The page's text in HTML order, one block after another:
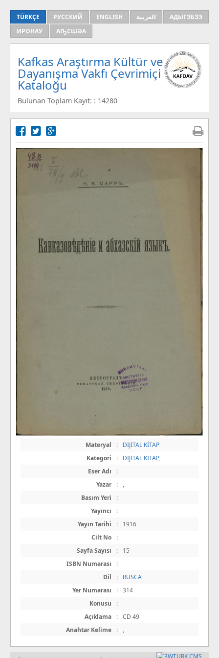
TÜRKÇE РУССКИЙ ENGLISH العربية
АДЫГЭБЗЭ
ИРОНАУ
АҦСШӘА
Kafkas Araştırma Kültür ve
Dayanışma Vakfı Çevrimiçi
Kataloğu
Bulunan Toplam Kayıt: : 14280
Materyal :
DİJİTAL KİTAP
Kategori
: DİJİTAL KİTAP,
Eser Adı
:
Yazar
:
,
Basım Yeri
:
Yayıncı
:
Yayın Tarihi
:
1916
Cilt No
:
Sayfa Sayısı
:
15
ISBN Numarası
:
Dil
:
RUSCA
Yer Numarası
: 314
Konusu
:
Açıklama
: CD 49
Anahtar Kelime
: ,